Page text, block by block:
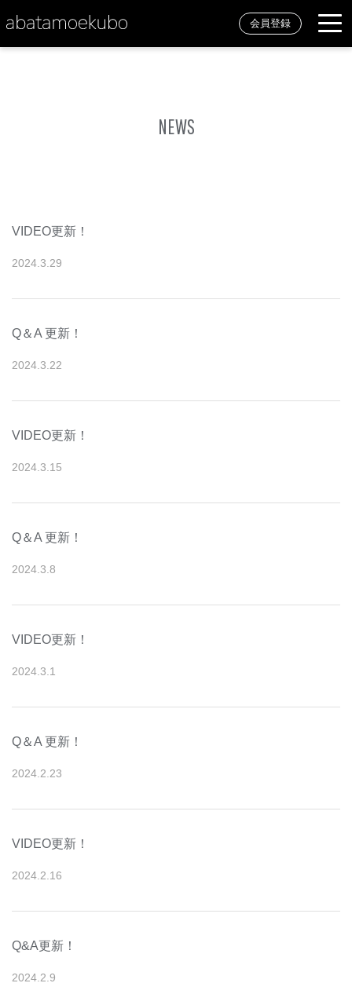
会員登録
NEWS
VIDEO更新！
2024 3 29
Q＆A 更新！
2024 3 22
VIDEO更新！
2024 3 15
Q＆A 更新！
2024 3 8
VIDEO更新！
2024 3 1
Q＆A 更新！
2024 2 23
VIDEO更新！
2024 2 16
Q&A更新！
2024 2 9